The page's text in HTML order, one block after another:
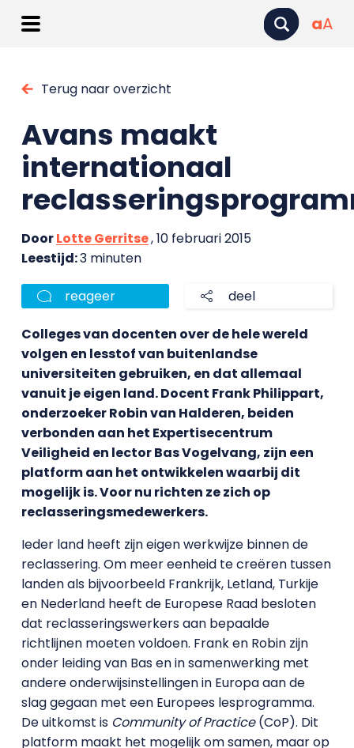
aA
Terug naar overzicht
Avans maakt
internationaal
DoorLotte Gerritse, 10 februari 2015
Leestijd:3 minuten
reageer deel
Colleges van docenten over de hele wereld
volgen en lesstof van buitenlandse
universiteiten gebruiken, en dat allemaal
vanuit je eigen land. Docent Frank Philippart,
onderzoeker Robin van Halderen, beiden
verbonden aan het Expertisecentrum
Veiligheid en lector Bas Vogelvang, zijn een
platform aan het ontwikkelen waarbij dit
mogelijk is. Voor nu richten ze zich op
reclasseringsmedewerkers.
Ieder land heeft zijn eigen werkwijze binnen de
reclassering. Om meer eenheid te creëren tussen
landen als bijvoorbeeld Frankrijk, Letland, Turkije
en Nederland heeft de Europese Raad besloten
dat reclasseringswerkers aan bepaalde
richtlijnen moeten voldoen. Frank en Robin zijn
onder leiding van Bas en in samenwerking met
andere onderwijsinstellingen in Europa aan de
slag gegaan met een Europees lesprogramma.
De uitkomst is Community of Practice(CoP). Dit
platform maakt het mogelijk om samen, maar op